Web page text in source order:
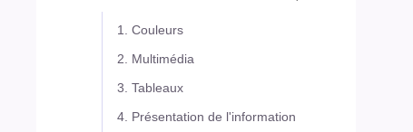
1. Couleurs
2. Multimédia
3. Tableaux
4. Présentation de l'information